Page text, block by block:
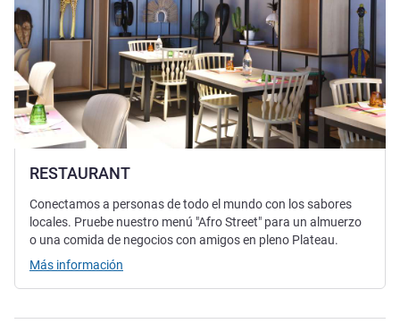
RESTAURANT
Conectamos a personas de todo el mundo con los sabores
locales. Pruebe nuestro menú "Afro Street" para un almuerzo
o una comida de negocios con amigos en pleno Plateau.
Más información